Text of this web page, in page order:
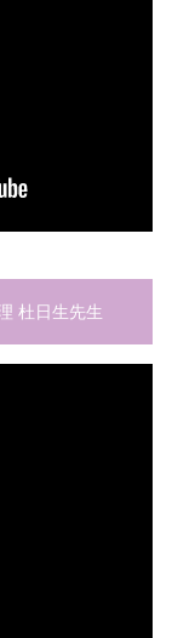
杜日生先生